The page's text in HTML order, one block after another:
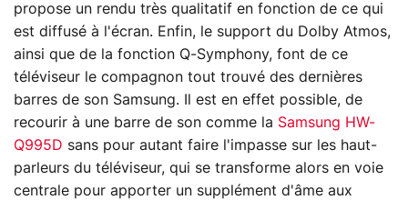
propose un rendu très qualitatif en fonction de ce qui
est diffusé à l'écran. Enfin, le support du Dolby Atmos,
ainsi que de la fonction Q-Symphony, font de ce
téléviseur le compagnon tout trouvé des dernières
barres de son Samsung. Il est en effet possible, de
recourir à une barre de son comme la Samsung HW-
Q995D sans pour autant faire l'impasse sur les haut-
parleurs du téléviseur, qui se transforme alors en voie
centrale pour apporter un supplément d'âme aux